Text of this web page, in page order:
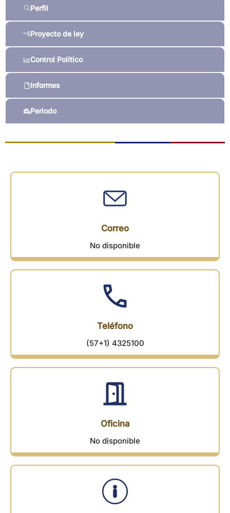
Perfil
Proyecto de ley
Control Político
Informes
Periodo
Correo
No disponible
Teléfono
(57+1) 4325100
Oficina
No disponible